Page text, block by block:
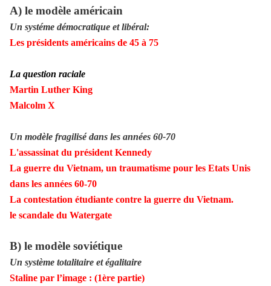
A) le modèle américain
Un systéme démocratique et libéral:
Les présidents américains de 45 à 75
La question raciale
Martin Luther King
Malcolm X
Un modèle fragilisé dans les années 60-70
L'assassinat du président Kennedy
La guerre du Vietnam, un traumatisme pour les Etats Unis
dans les années 60-70
La contestation étudiante contre la guerre du Vietnam.
le scandale du Watergate
B) le modèle soviétique
Un système totalitaire et égalitaire
Staline par l’image : (1ère partie)